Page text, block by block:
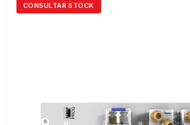
CONSULTAR STOCK